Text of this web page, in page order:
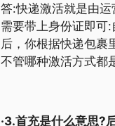
答:快递激活就是由
需要带上身份证即可
后，你根据快递包裹
不管哪种激活方式都
·3.首充是什么意思?